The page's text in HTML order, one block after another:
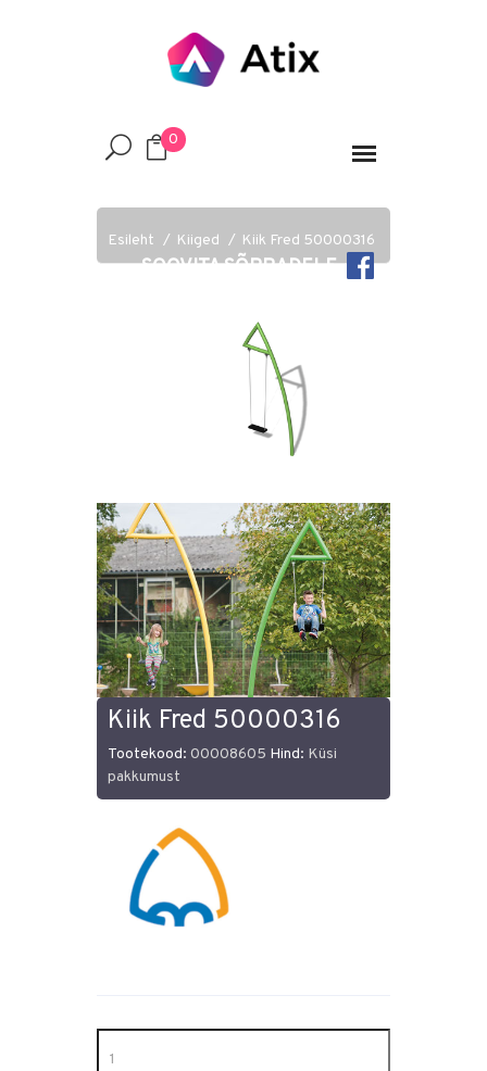
0
Esileht Kiiged Kiik Fred 50000316
SOOVITA SÕPRADELE
Kiik Fred 50000316
Tootekood: 00008605 Hind: Küsi
pakkumust